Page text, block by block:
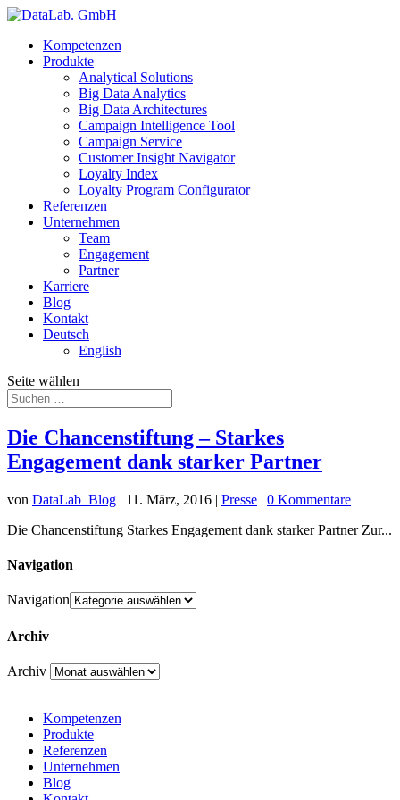
Kompetenzen
Produkte
Analytical Solutions
Big Data Analytics
Big Data Architectures
Campaign Intelligence Tool
Campaign Service
Customer Insight Navigator
Loyalty Index
Loyalty Program Configurator
Referenzen
Unternehmen
Team
Engagement
Partner
Karriere
Blog
Kontakt
Deutsch
English
Seite wählen
Die Chancenstiftung – Starkes
Engagement dank starker Partner
von DataLab_Blog | 11. März, 2016 | Presse | 0 Kommentare
Die Chancenstiftung Starkes Engagement dank starker Partner Zur...
Navigation
Navigation
Archiv
Archiv
Kompetenzen
Produkte
Referenzen
Unternehmen
Blog